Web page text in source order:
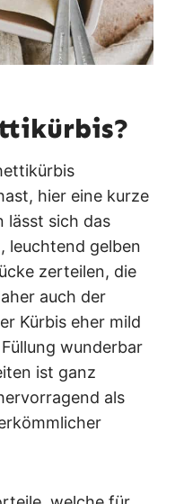
hier eine kurze
lässt sich das
leuchtend gelben
zerteilen, die
auch der
Kürbis eher mild
wunderbar
ist ganz
als